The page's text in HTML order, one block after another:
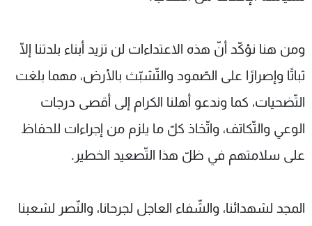
ومن هنا نؤكّد أنّ هذه الاعتداءات لن تزيد أبناء بلدتنا إلّا
ثباتًا وإصرارًا على الصّمود والتّشبّث بالأرض، مهما بلغت
التّضحيات، كما وندعو أهلنا الكرام إلى أقصى درجات
الوعي والتّكاتف، واتّخاذ كلّ ما يلزم من إجراءات للحفاظ
على سلامتهم في ظلّ هذا التّصعيد الخطير.
المجد لشهدائنا، والشّفاء العاجل لجرحانا، والنّصر لشعبنا